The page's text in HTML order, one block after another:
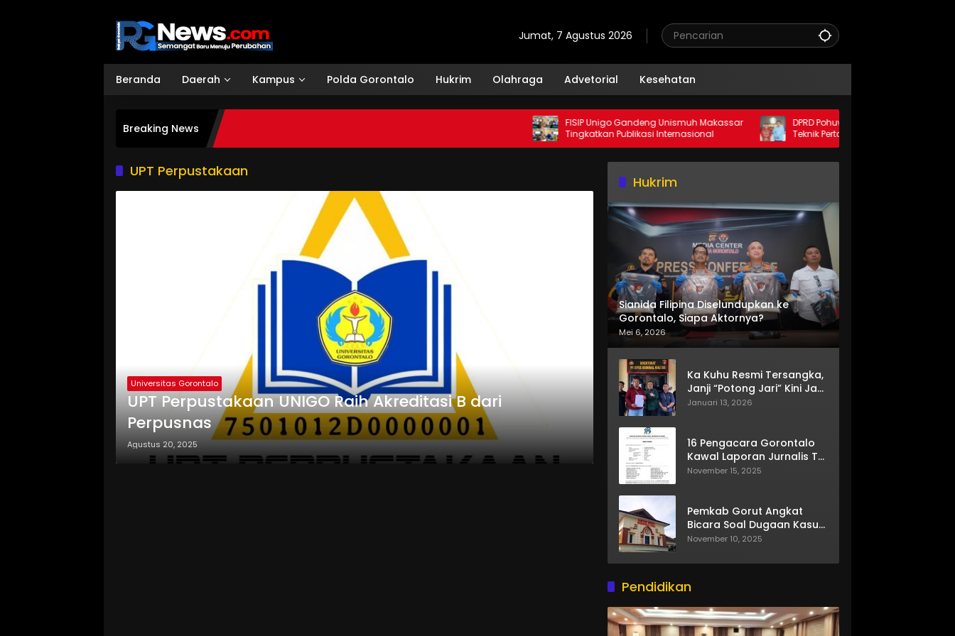
Jumat, 7 Agustus 2026
Beranda Daerah Kampus Polda Gorontalo Hukrim Olahraga Advetorial Kesehatan
Breaking News
FISIP Unigo Gandeng Unismuh Makassar
Tingkatkan Publikasi Internasional
DPRD Pohuwato Dukung Kerja Sama
Teknik Pertambangan dengan Unigo
UPT Perpustakaan
Universitas Gorontalo
UPT Perpustakaan UNIGO Raih Akreditasi B dari
Perpusnas
Agustus 20, 2025
Hukrim
Sianida Filipina Diselundupkan ke
Gorontalo, Siapa Aktornya?
Mei 6, 2026
Ka Kuhu Resmi Tersangka,
Janji “Potong Jari” Kini Jadi
Bumerang
Januari 13, 2026
16 Pengacara Gorontalo
Kawal Laporan Jurnalis TV
One
November 15, 2025
Pemkab Gorut Angkat
Bicara Soal Dugaan Kasus
Asusila Oknum ASN
November 10, 2025
Pendidikan